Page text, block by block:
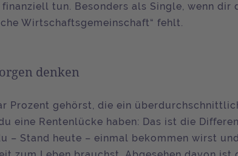
tun. Besonders als Single, wenn dir
Wirtschaftsgemeinschaft“ fehlt.
denken
Prozent gehörst, die ein
eine Rentenlücke haben: Das ist die
– Stand heute – einmal bekommen wirst